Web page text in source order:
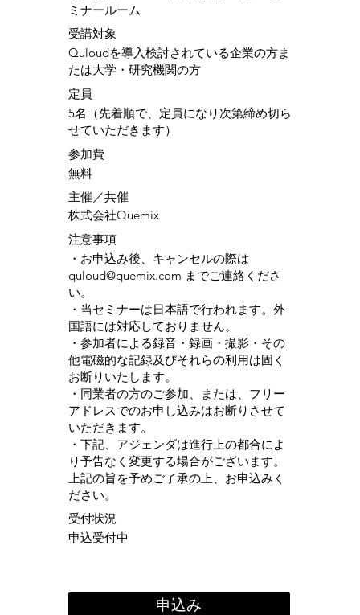
ミナールーム
​受講対象
Quloudを導入検討されている企業の方ま
たは大学・研究機関の方
定員
5名（先着順で、定員になり次第締め切ら
せていただきます）
参加費
無料
​主催／共催
株式会社Quemix
注意事項
・お申込み後、キャンセルの際は
quloud@quemix.com までご連絡くださ
い。
・当セミナーは日本語で行われます。外
国語には対応しておりません。
・参加者による録音・録画・撮影・その
他電磁的な記録及びそれらの利用は固く
お断りいたします。
・同業者の方のご参加、または、フリー
アドレスでのお申し込みはお断りさせて
いただきます。
・下記、アジェンダは進行上の都合によ
り予告なく変更する場合がございます。
上記の旨を予めご了承の上、お申込みく
ださい。
受付状況
申込受付中
申込み